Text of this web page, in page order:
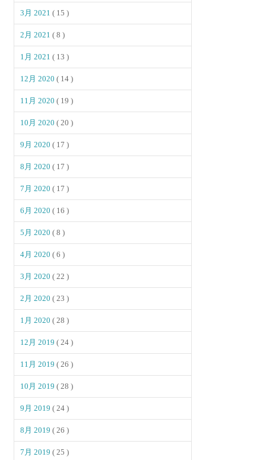
3月 2021( 15 )
2月 2021( 8 )
1月 2021( 13 )
12月 2020( 14 )
11月 2020( 19 )
10月 2020( 20 )
9月 2020( 17 )
8月 2020( 17 )
7月 2020( 17 )
6月 2020( 16 )
5月 2020( 8 )
4月 2020( 6 )
3月 2020( 22 )
2月 2020( 23 )
1月 2020( 28 )
12月 2019( 24 )
11月 2019( 26 )
10月 2019( 28 )
9月 2019( 24 )
8月 2019( 26 )
7月 2019( 25 )